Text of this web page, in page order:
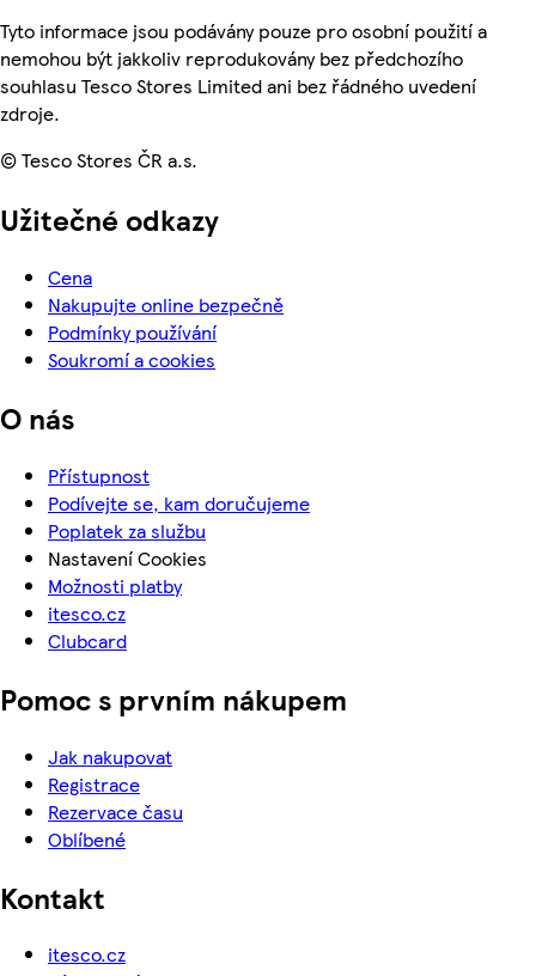
Tyto informace jsou podávány pouze pro osobní použití a
nemohou být jakkoliv reprodukovány bez předchozího
souhlasu Tesco Stores Limited ani bez řádného uvedení
zdroje.
© Tesco Stores ČR a.s.
Užitečné odkazy
Cena
Nakupujte online bezpečně
Podmínky používání
Soukromí a cookies
O nás
Přístupnost
Podívejte se, kam doručujeme
Poplatek za službu
Nastavení Cookies
Možnosti platby
itesco.cz
Clubcard
Pomoc s prvním nákupem
Jak nakupovat
Registrace
Rezervace času
Oblíbené
Kontakt
itesco.cz